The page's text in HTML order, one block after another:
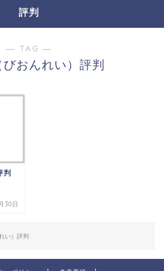
評判
― TAG ―
おんれい）評判
判
30日
い）評判